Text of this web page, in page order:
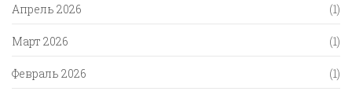
Апрель 2026 (1)
Март 2026 (1)
Февраль 2026 (1)